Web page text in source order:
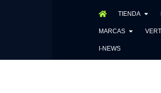
TIENDA
MARCAS
I-NEWS